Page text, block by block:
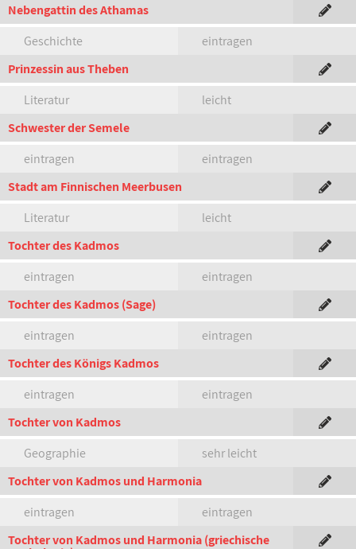
Nebengattin des Athamas
Geschichte
eintragen
Prinzessin aus Theben
Literatur
leicht
Schwester der Semele
eintragen
eintragen
Stadt am Finnischen Meerbusen
Literatur
leicht
Tochter des Kadmos
eintragen
eintragen
Tochter des Kadmos (Sage)
eintragen
eintragen
Tochter des Königs Kadmos
eintragen
eintragen
Tochter von Kadmos
Geographie
sehr leicht
Tochter von Kadmos und Harmonia
eintragen
eintragen
Tochter von Kadmos und Harmonia (griechische